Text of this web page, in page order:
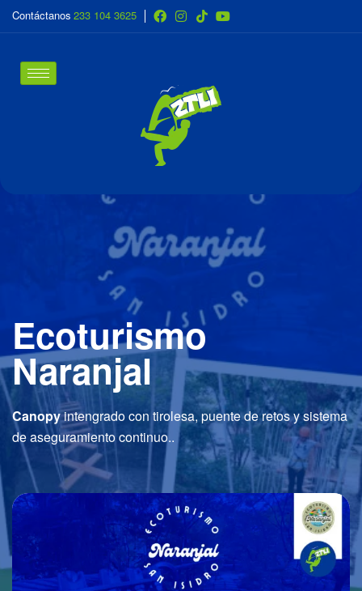
Contáctanos 233 104 3625
Ecoturismo
Naranjal
Canopyintengrado con tirolesa, puente de retos y sistema
de aseguramiento continuo..